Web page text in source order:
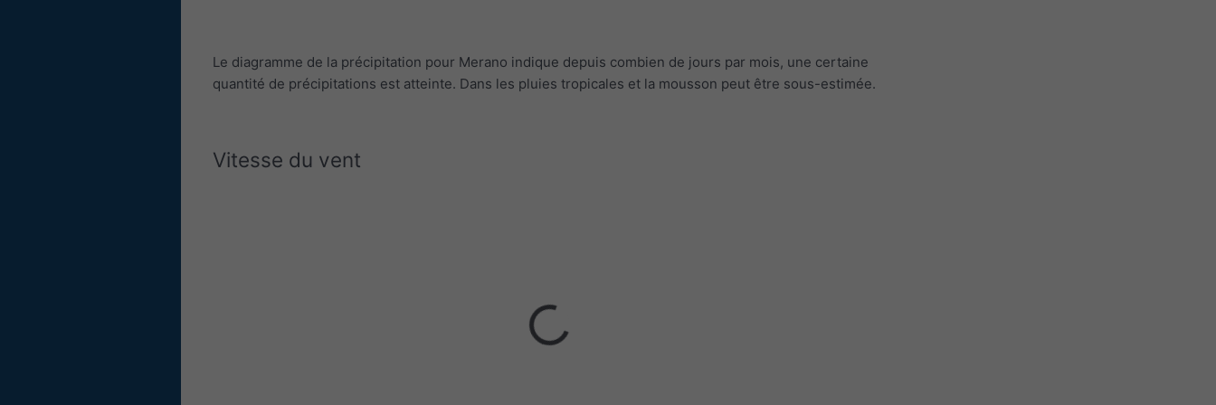
Le diagramme de la précipitation pour Merano indique depuis combien de jours par mois, une certaine
quantité de précipitations est atteinte. Dans les pluies tropicales et la mousson peut être sous-estimée.
Vitesse du vent